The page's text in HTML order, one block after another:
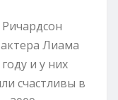
Лиама
и у них
счастливы в